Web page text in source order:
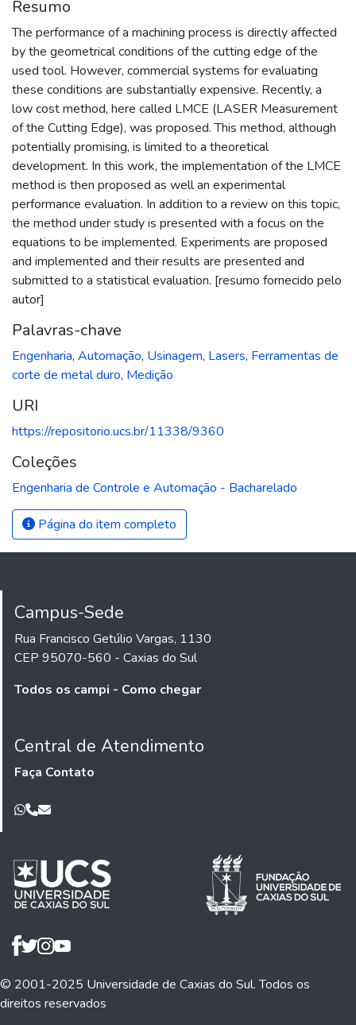
Resumo
The performance of a machining process is directly affected
by the geometrical conditions of the cutting edge of the
used tool. However, commercial systems for evaluating
these conditions are substantially expensive. Recently, a
low cost method, here called LMCE (LASER Measurement
of the Cutting Edge), was proposed. This method, although
potentially promising, is limited to a theoretical
development. In this work, the implementation of the LMCE
method is then proposed as well an experimental
performance evaluation. In addition to a review on this topic,
the method under study is presented with a focus on the
equations to be implemented. Experiments are proposed
and implemented and their results are presented and
submitted to a statistical evaluation. [resumo fornecido pelo
autor]
Palavras-chave
Engenharia, Automação, Usinagem, Lasers, Ferramentas de
corte de metal duro, Medição
URI
https://repositorio.ucs.br/11338/9360
Coleções
Engenharia de Controle e Automação - Bacharelado
Página do item completo
Campus-Sede
Rua Francisco Getúlio Vargas, 1130
CEP 95070-560 - Caxias do Sul
Todos os campi - Como chegar
Central de Atendimento
Faça Contato
© 2001-2025 Universidade de Caxias do Sul. Todos os
direitos reservados